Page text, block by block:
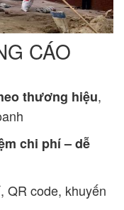
CÁO
thương hiệu,
chi phí – dễ
QR code, khuyến